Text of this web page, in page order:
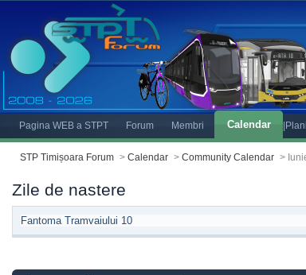
Pagina WEB a STPT Forum Membri Calendar
STP Timișoara Forum > Calendar > Community Calendar >
Zile de nastere
Fantoma Tramvaiului 10